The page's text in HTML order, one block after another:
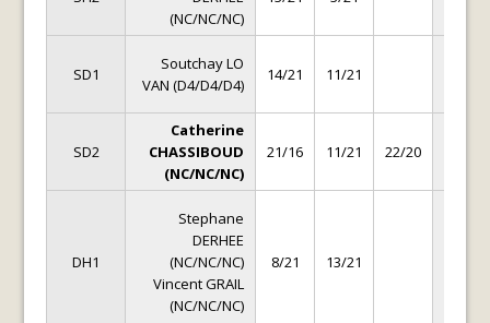
(NC/NC/NC)
SD1
Soutchay LO
VAN (D4/D4/D4)
14/21 11/21
SD2
Catherine
CHASSIBOUD
(NC/NC/NC)
21/16 11/21 22/20
DH1
Stephane
DERHEE
(NC/NC/NC)
Vincent GRAIL
(NC/NC/NC)
8/21 13/21